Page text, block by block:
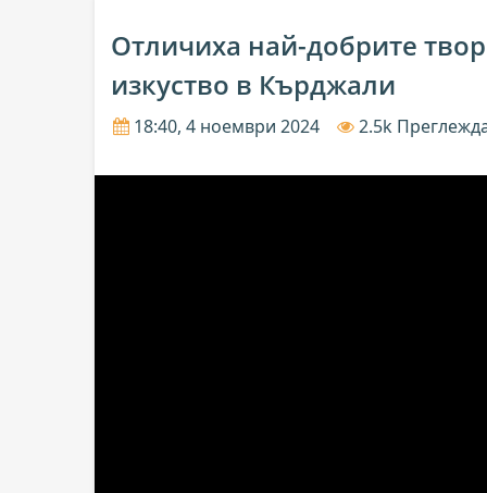
Отличиха най-добрите
изкуство в Кърджали
18:40, 4 ноември 2024 2.5k